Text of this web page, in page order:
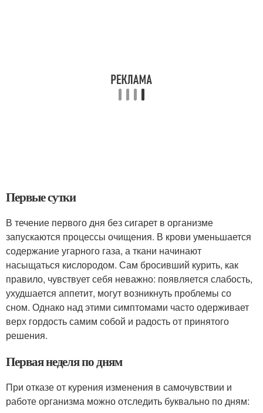
Первые сутки
В течение первого дня без сигарет в организме
запускаются процессы очищения. В крови уменьшается
содержание угарного газа, а ткани начинают
насыщаться кислородом. Сам бросивший курить, как
правило, чувствует себя неважно: появляется слабость,
ухудшается аппетит, могут возникнуть проблемы со
сном. Однако над этими симптомами часто одерживает
верх гордость самим собой и радость от принятого
решения.
Первая неделя по дням
При отказе от курения изменения в самочувствии и
работе организма можно отследить буквально по дням: